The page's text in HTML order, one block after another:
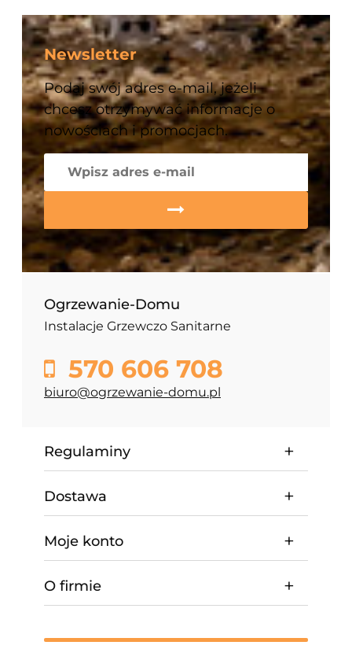
Newsletter
Podaj swój adres e-mail, jeżeli
chcesz otrzymywać informacje o
nowościach i promocjach.
Ogrzewanie-Domu
Instalacje Grzewczo Sanitarne
570 606 708
biuro@ogrzewanie-domu.pl
Regulaminy
Dostawa
Moje konto
O firmie